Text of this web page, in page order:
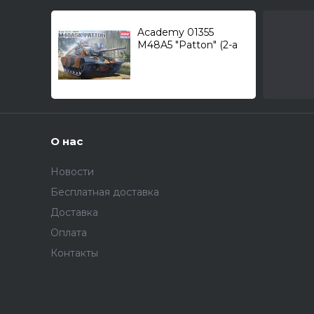
Academy 01355
M48A5 "Patton" (2-а
О нас
Новости
Бесплатная доставка
Доставка
Оплата
Контакты